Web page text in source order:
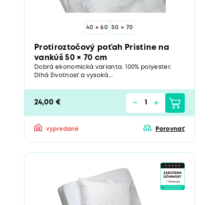
40 × 60 50 × 70
Protiroztočový poťah Pristine na
vankúš 50 × 70 cm
Dobrá ekonomická varianta. 100% polyester.
Dlhá životnosť a vysoká...
24,00 €
vypredané Porovnať